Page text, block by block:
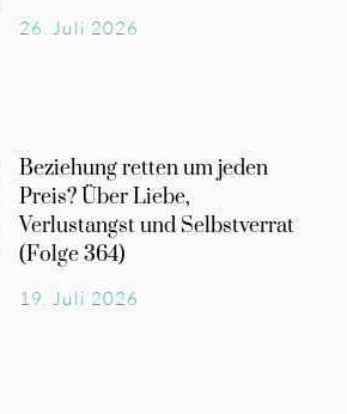
26. Juli 2026
Beziehung retten um jeden
Preis? Über Liebe,
Verlustangst und Selbstverrat
(Folge 364)
19. Juli 2026